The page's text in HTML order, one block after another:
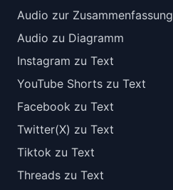
Audio zur Zusammenfassung
Audio zu Diagramm
Instagram zu Text
YouTube Shorts zu Text
Facebook zu Text
Twitter(X) zu Text
Tiktok zu Text
Threads zu Text